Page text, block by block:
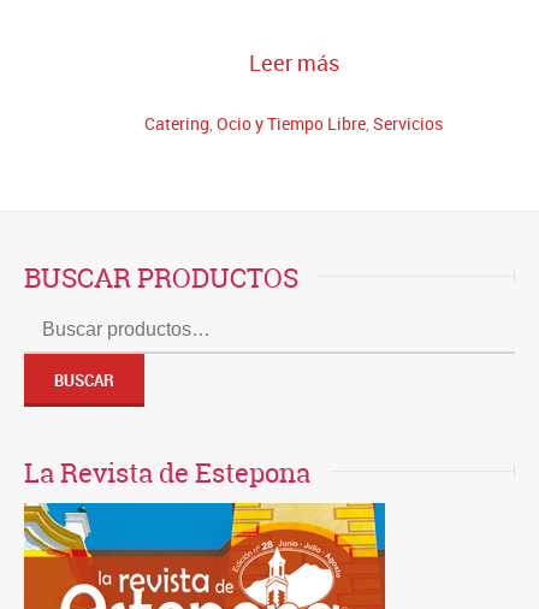
Leer más
Catering, Ocio y Tiempo Libre, Servicios
BUSCAR PRODUCTOS
Buscar
por:
BUSCAR
La Revista de Estepona